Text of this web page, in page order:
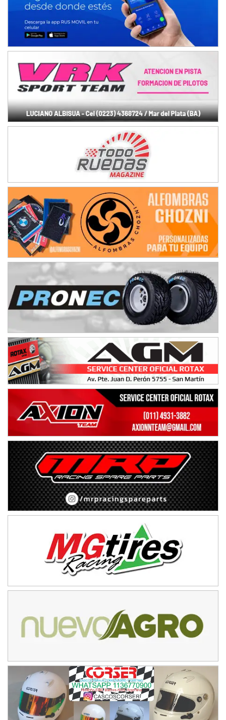
NORESTE SANTAFESINO - F6
Ciudad de Avellaneda (Asfalto)
Avellaneda (Santa Fe)
José Samuel Sánchez (Tierra)
Rufino (Santa Fe)
TUCUMANO - F5
Juan Navarro (Asfalto)
El Timbó (Tucumán)